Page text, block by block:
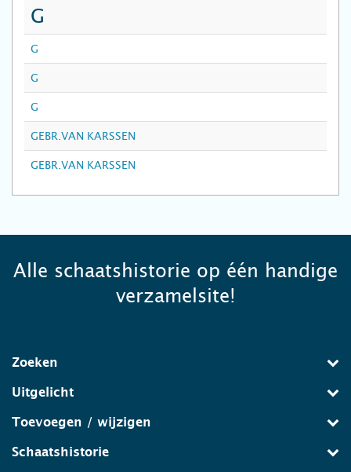
G
G
G
G
GEBR.VAN KARSSEN
GEBR.VAN KARSSEN
Alle schaatshistorie op één handige
verzamelsite!
Zoeken
Uitgelicht
Toevoegen / wijzigen
Schaatshistorie